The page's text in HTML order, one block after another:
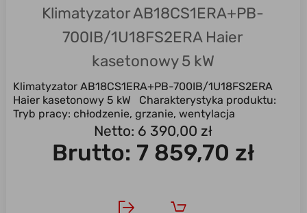
Klimatyzator AB18CS1ERA+PB-
700IB/1U18FS2ERA Haier
kasetonowy 5 kW
Klimatyzator AB18CS1ERA+PB-700IB/1U18FS2ERA
Haier kasetonowy 5 kW Charakterystyka produktu:
Tryb pracy: chłodzenie, grzanie, wentylacja
Netto: 6 390,00 zł
Brutto: 7 859,70 zł